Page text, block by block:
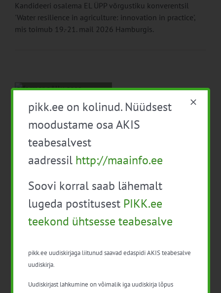
Kandideeri osalema EL ÜPP võrgustiku konverentsil
'Water resilience in agriculture: innovation in practice',
mis toimub 19.-21. mail 2026 Hamburgis.
2025/26 hooaeg Paul-Techiga: Farmer Tõnise
15. jaanuar 2026 | Kategooriad: Keskkond,Süsinik, Taimekasvatus
, mullakaitse
veebiseminar "2025/26 hooaeg Paul-Techiga: Farmer
pikk.ee on kolinud. Nüüdsest
moodustame osa AKIS
teabesalvest
aadressil http://maainfo.ee
Soovi korral saab lähemalt
lugeda postitusest PIKK.ee
teekond ühtsesse teabesalve
pikk.ee uudiskirjaga liitunud saavad edaspidi AKIS teabesalve
uudiskirja.
Uudiskirjast lahkumine on võimalik iga uudiskirja lõpus